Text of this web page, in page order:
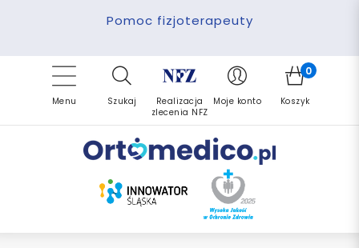
Darmowa dostawa
Pomoc fizjoterapeuty
Finansowanie PFRON
Refundacja NFZ
Zrealizuj zlecenie ponownie
Menu Szukaj
Realizacja
zlecenia NFZ
Moje konto
0
Koszyk